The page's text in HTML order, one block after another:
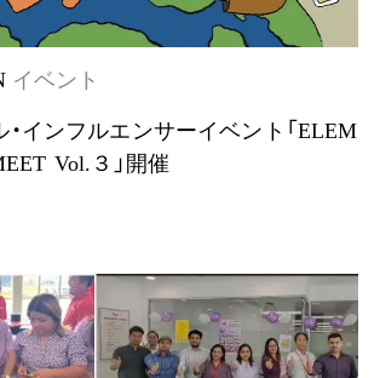
イベント
・インフルエンサーイベント「ELEM
Vol.３」開催